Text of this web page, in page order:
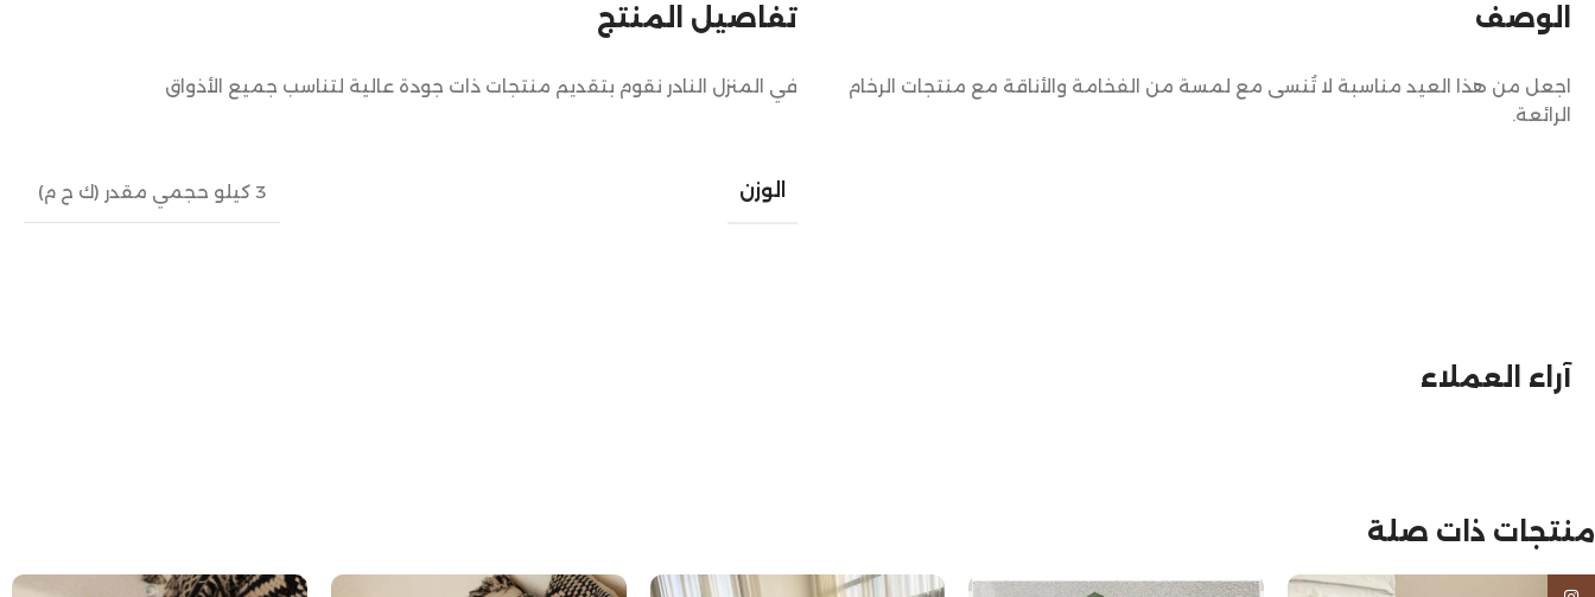
تفاصيل المنتج
في المنزل النادر نقوم بتقديم منتجات ذات جودة عالية لتناسب جميع الأذواق
الوزن 3 كيلو حجمي مقدر (ك ح م)
الوصف
اجعل من هذا العيد مناسبة لا تُنسى مع لمسة من الفخامة والأناقة مع منتجات الرخام
الرائعة.
آراء العملاء
منتجات ذات صلة